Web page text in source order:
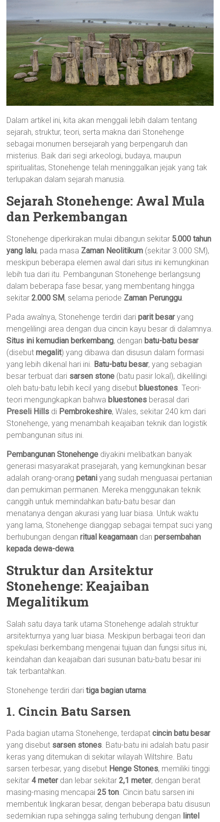
Dalam artikel ini, kita akan menggali lebih dalam tentang
sejarah, struktur, teori, serta makna dari Stonehenge
sebagai monumen bersejarah yang berpengaruh dan
misterius. Baik dari segi arkeologi, budaya, maupun
spiritualitas, Stonehenge telah meninggalkan jejak yang tak
terlupakan dalam sejarah manusia.
Sejarah Stonehenge: Awal Mula
dan Perkembangan
Stonehenge diperkirakan mulai dibangun sekitar 5.000 tahun
yang lalu, pada masa Zaman Neolitikum (sekitar 3.000 SM),
meskipun beberapa elemen awal dari situs ini kemungkinan
lebih tua dari itu. Pembangunan Stonehenge berlangsung
dalam beberapa fase besar, yang membentang hingga
sekitar2.000 SM, selama periode Zaman Perunggu.
Pada awalnya, Stonehenge terdiri dariparit besaryang
mengelilingi area dengan dua cincin kayu besar di dalamnya.
Situs ini kemudian berkembang, dengan batu-batu besar
(disebutmegalit) yang dibawa dan disusun dalam formasi
yang lebih dikenal hari ini. Batu-batu besar, yang sebagian
besar terbuat dari sarsen stone (batu pasir lokal), dikelilingi
oleh batu-batu lebih kecil yang disebut bluestones. Teori-
teori mengungkapkan bahwa bluestones berasal dari
Preseli Hills di Pembrokeshire, Wales, sekitar 240 km dari
Stonehenge, yang menambah keajaiban teknik dan logistik
pembangunan situs ini.
Pembangunan Stonehenge diyakini melibatkan banyak
generasi masyarakat prasejarah, yang kemungkinan besar
adalah orang-orangpetani yang sudah menguasai pertanian
dan pemukiman permanen. Mereka menggunakan teknik
canggih untuk memindahkan batu-batu besar dan
menatanya dengan akurasi yang luar biasa. Untuk waktu
yang lama, Stonehenge dianggap sebagai tempat suci yang
berhubungan denganritual keagamaan danpersembahan
kepada dewa-dewa.
Struktur dan Arsitektur
Stonehenge: Keajaiban
Megalitikum
Salah satu daya tarik utama Stonehenge adalah struktur
arsitekturnya yang luar biasa. Meskipun berbagai teori dan
spekulasi berkembang mengenai tujuan dan fungsi situs ini,
keindahan dan keajaiban dari susunan batu-batu besar ini
tak terbantahkan.
Stonehenge terdiri daritiga bagian utama:
1. Cincin Batu Sarsen
Pada bagian utama Stonehenge, terdapatcincin batu besar
yang disebut sarsen stones. Batu-batu ini adalah batu pasir
keras yang ditemukan di sekitar wilayah Wiltshire. Batu
sarsen terbesar, yang disebut Henge Stones, memiliki tinggi
sekitar4 meterdan lebar sekitar2,1 meter, dengan berat
masing-masing mencapai25 ton. Cincin batu sarsen ini
membentuk lingkaran besar, dengan beberapa batu disusun
sedemikian rupa sehingga saling terhubung dengan lintel